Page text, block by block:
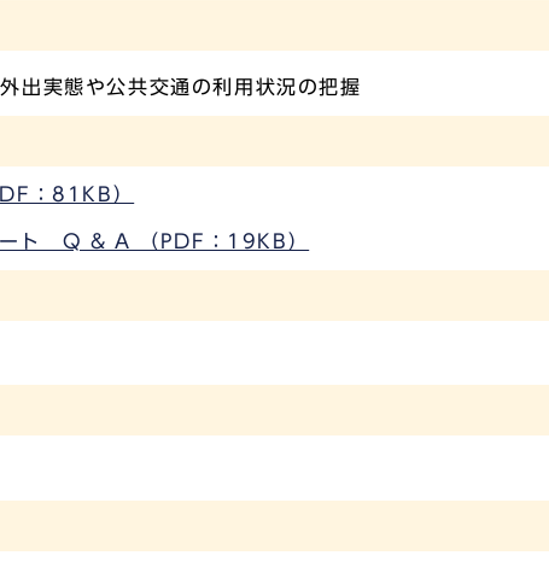
出実態や公共交通の利用状況の把握
：81KB）
ート Q & A （PDF：19KB）